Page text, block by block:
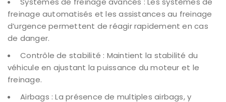
freinage automatisés et les assistances au freinage
d’urgence permettent de réagir rapidement en cas
de danger.
Contrôle de stabilité : Maintient la stabilité du
véhicule en ajustant la puissance du moteur et le
freinage.
Airbags : La présence de multiples airbags, y